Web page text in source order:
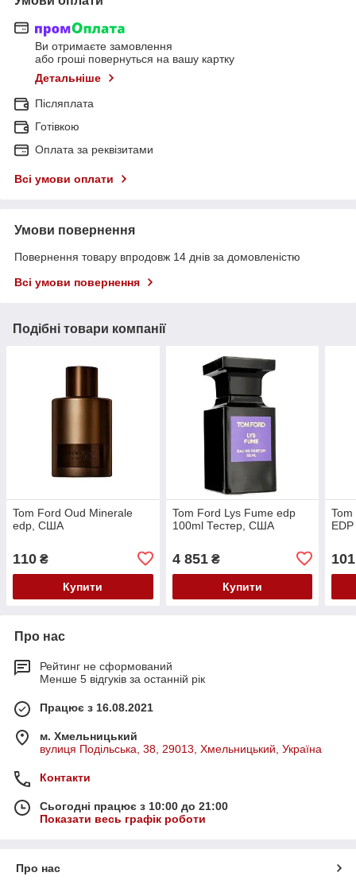
Ви отримаєте замовлення
або гроші повернуться на вашу картку
Детальніше
Післяплата
Готівкою
Оплата за реквізитами
Всі умови оплати
Умови повернення
Повернення товару впродовж 14 днів за домовленістю
Всі умови повернення
Подібні товари компанії
Tom Ford Oud Minerale
edp, США
110 ₴
Купити
Tom Ford Lys Fume edp
100ml Тестер, США
4 851₴
Купити
EDP
101
Про нас
Рейтинг не сформований
Менше 5 відгуків за останній рік
Працює з 16.08.2021
м. Хмельницький
вулиця Подільська, 38, 29013, Хмельницький, Україна
Контакти
Сьогодні працює з 10:00 до 21:00
Показати весь графік роботи
Про нас